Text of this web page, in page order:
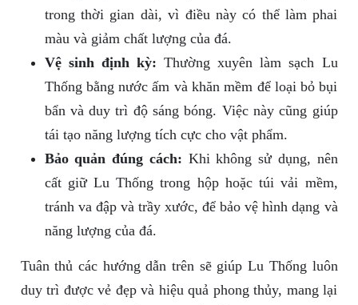
trong thời gian dài, vì điều này có thể làm phai
màu và giảm chất lượng của đá.
Vệ sinh định kỳ: Thường xuyên làm sạch Lu
Thống bằng nước ấm và khăn mềm để loại bỏ bụi
bẩn và duy trì độ sáng bóng. Việc này cũng giúp
tái tạo năng lượng tích cực cho vật phẩm.
Bảo quản đúng cách: Khi không sử dụng, nên
cất giữ Lu Thống trong hộp hoặc túi vải mềm,
tránh va đập và trầy xước, để bảo vệ hình dạng và
năng lượng của đá.
Tuân thủ các hướng dẫn trên sẽ giúp Lu Thống luôn
duy trì được vẻ đẹp và hiệu quả phong thủy, mang lại